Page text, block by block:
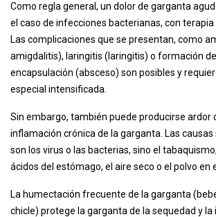
Como regla general, un dolor de garganta
el caso de infecciones bacterianas, con terapia
Las complicaciones que se presentan, como
amigdalitis), laringitis (laringitis) o formación
encapsulación (absceso) son posibles y
especial intensificada.
Sin embargo, también puede producirse ardor
inflamación crónica de la garganta. Las
son los virus o las bacterias, sino el
ácidos del estómago, el aire seco o el polvo en
La humectación frecuente de la garganta
chicle) protege la garganta de la sequedad y la